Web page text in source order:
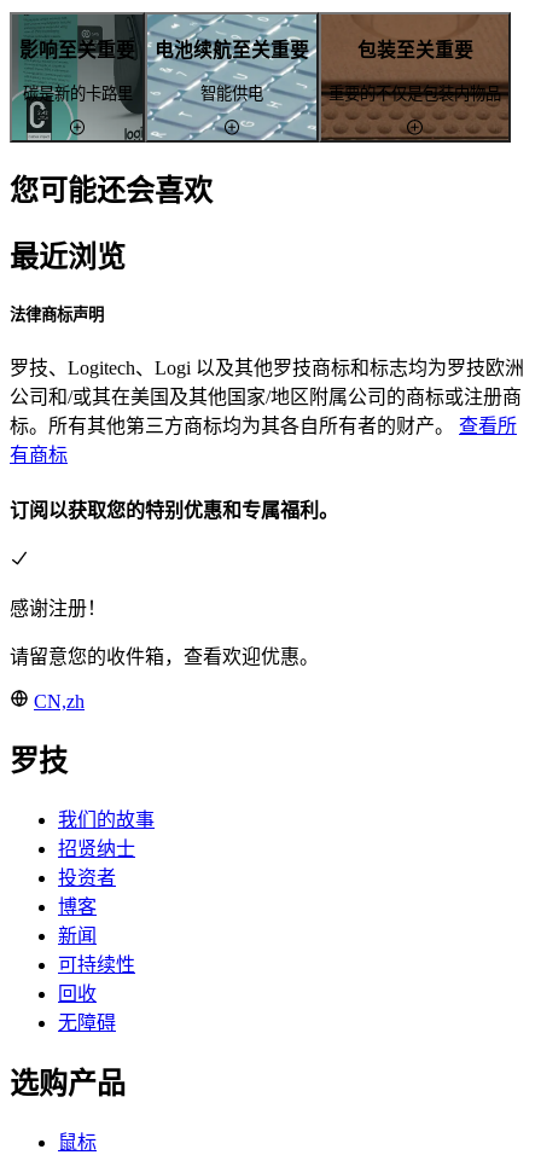
影响至关重要
碳是新的卡路里
电池续航至关重要
智能供电
包装至关重要
重要的不仅是包装内物品
您可能还会喜欢
最近浏览
法律商标声明
罗技、Logitech、Logi 以及其他罗技商标和标志均为罗技欧洲
公司和/或其在美国及其他国家/地区附属公司的商标或注册商
标。所有其他第三方商标均为其各自所有者的财产。 查看所
有商标
订阅以获取您的特别优惠和专属福利。
感谢注册！
请留意您的收件箱，查看欢迎优惠。
CN,zh
罗技
我们的故事
招贤纳士
投资者
博客
新闻
可持续性
回收
无障碍
选购产品
鼠标